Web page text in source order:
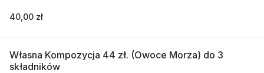
40,00 zł
Własna Kompozycja 44 zł. (Owoce Morza) do 3
składników